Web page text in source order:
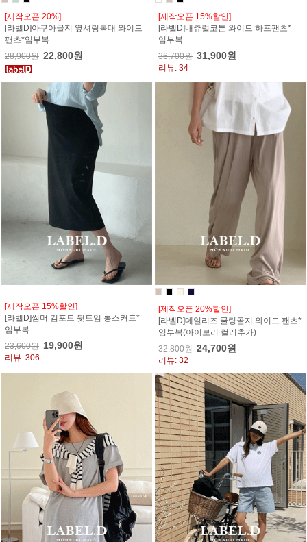
[제작오픈 20%]
[라벨D]아쿠아골지 옆셔링복대 와이드
팬츠*임부복
28,900원 22,800원
[제작오픈 15%할인]
[라벨D]내츄럴코튼 와이드 하프팬츠*
임부복
36,700원 31,900원
리뷰: 34
[제작오픈 15%할인]
[라벨D]썸머 컴포트 뒷트임 롱스커트*
임부복
23,600원 19,900원
리뷰: 306
[제작오픈 20%할인]
[라벨D]데일리즈 쿨링골지 와이드 팬츠*
임부복(아이보리 컬러추가)
32,800원 24,700원
리뷰: 32